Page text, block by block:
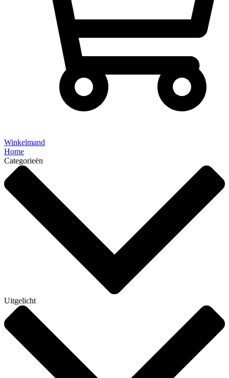
Winkelmand
Home
Categorieën
Uitgelicht